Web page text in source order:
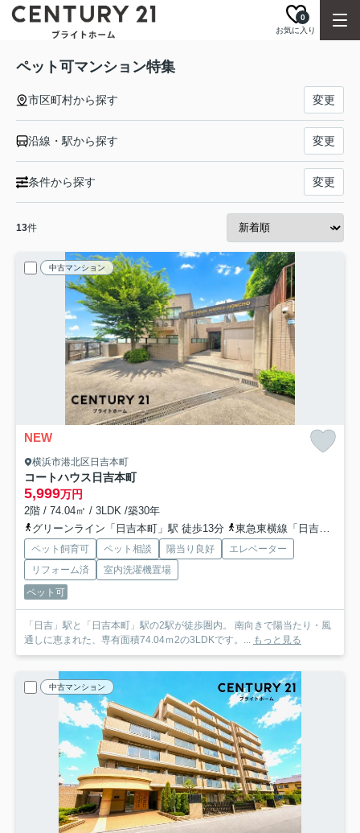
お気に入り
0
ペット可マンション特集
市区町村から探す 変更
沿線・駅から探す 変更
条件から探す 変更
13件
中古マンション
NEW
横浜市港北区日吉本町
コートハウス日吉本町
5,999万円
2階 / 74.04㎡ / 3LDK /築30年
グリーンライン「日吉本町」駅 徒歩13分
東急東横線「日吉」駅 徒歩15分
ペット飼育可 ペット相談 陽当り良好
エレベーター
リフォーム済
室内洗濯機置場
ペット可
「日吉」駅と「日吉本町」駅の2駅が徒歩圏内。 南向きで陽当たり・風
通しに恵まれた、専有面積74.04ｍ2の3LDKです。... もっと見る
中古マンション